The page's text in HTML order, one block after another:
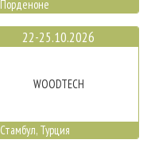
Порденоне
22-25.10.2026
WOODTECH
Стамбул, Турция